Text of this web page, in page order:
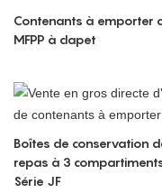
Contenants à emporter
MFPP à clapet
Boîtes de conservation
repas à 3
Série JF